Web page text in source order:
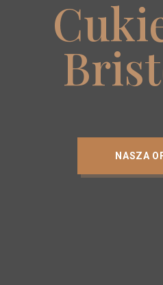
NASZA